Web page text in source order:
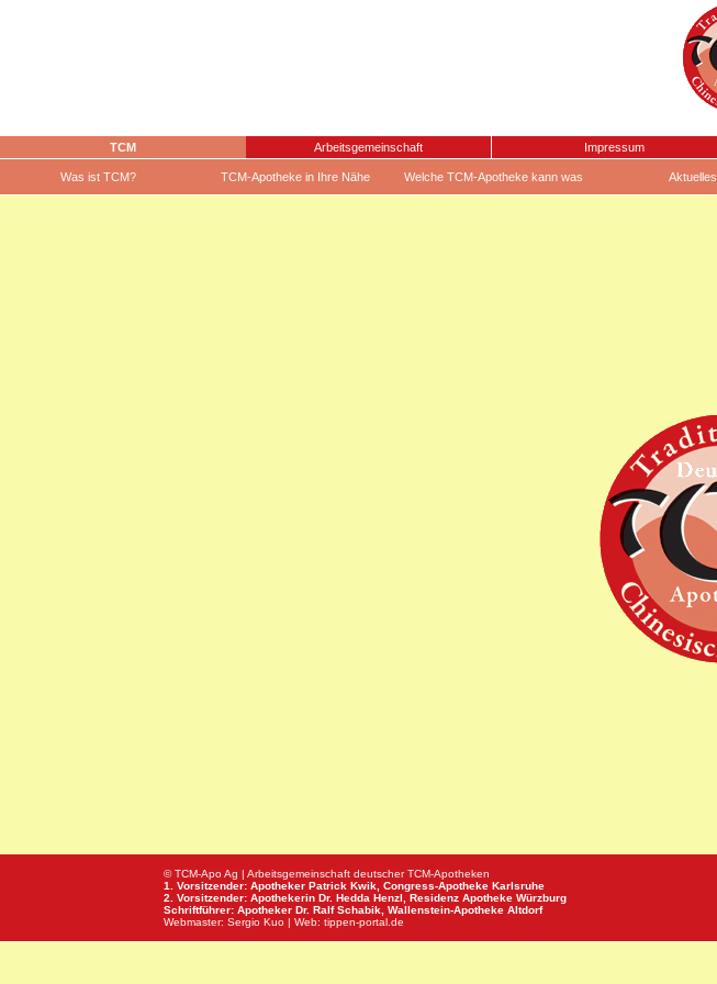
TCM Arbeitsgemeinschaft Impressum
Was ist TCM? TCM-Apotheke in Ihre Nähe Welche TCM-Apotheke kann was Aktuelles
© TCM-Apo Ag | Arbeitsgemeinschaft deutscher TCM-Apotheken
1. Vorsitzender: Apotheker Patrick Kwik, Congress-Apotheke Karlsruhe
2. Vorsitzender: Apothekerin Dr. Hedda Henzl, Residenz Apotheke Würzburg
Schriftführer: Apotheker Dr. Ralf Schabik, Wallenstein-Apotheke Altdorf
Webmaster: Sergio Kuo | Web: tippen-portal.de